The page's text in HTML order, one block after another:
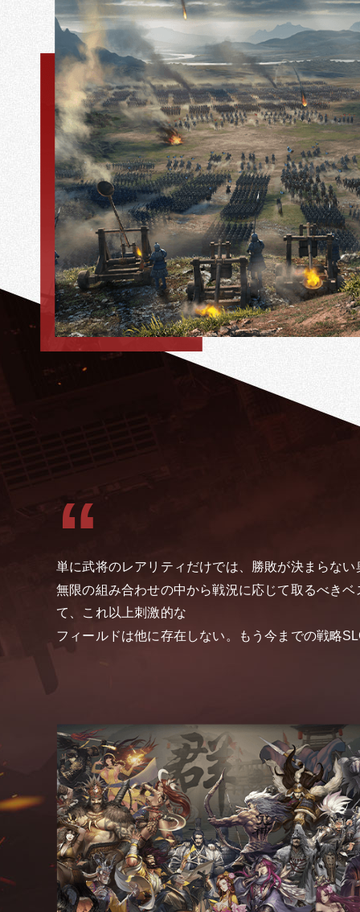
単に武将のレアリティだけでは、勝敗が決まらない
無限の組み合わせの中から戦況に応じて取るべき
て、これ以上刺激的な
フィールドは他に存在しない。もう今までの戦略